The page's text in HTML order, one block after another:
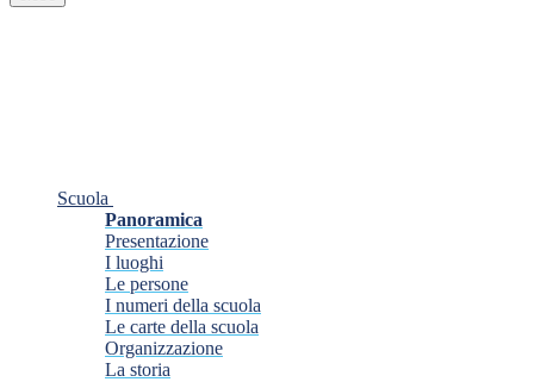
Scuola
Panoramica
Presentazione
I luoghi
Le persone
I numeri della scuola
Le carte della scuola
Organizzazione
La storia